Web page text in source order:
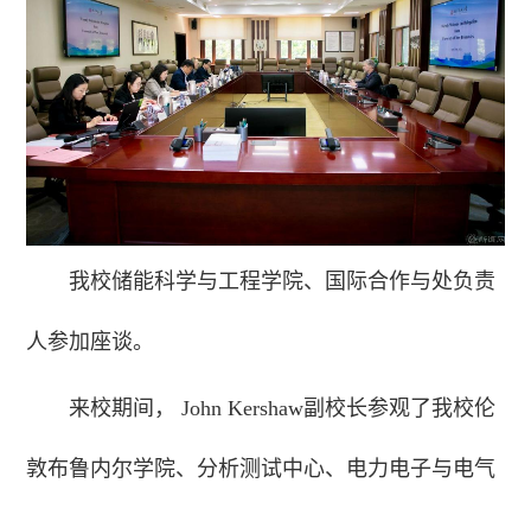
我校储能科学与工程学院、国际合作与处负责
人参加座谈。
来校期间， John Kershaw副校长参观了我校伦
敦布鲁内尔学院、分析测试中心、电力电子与电气